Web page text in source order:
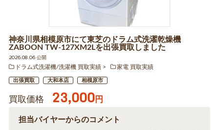
神奈川県相模原市にて東芝のドラム式洗濯乾燥機
ZABOON TW-127XM2Lを出張買取しました
2026.08.06 公開
ドラム式洗濯機/洗濯機 買取実績
家電 買取実績
出張買取 大和本店 相模原市
買取価格 23,000円
担当バイヤーからのコメント